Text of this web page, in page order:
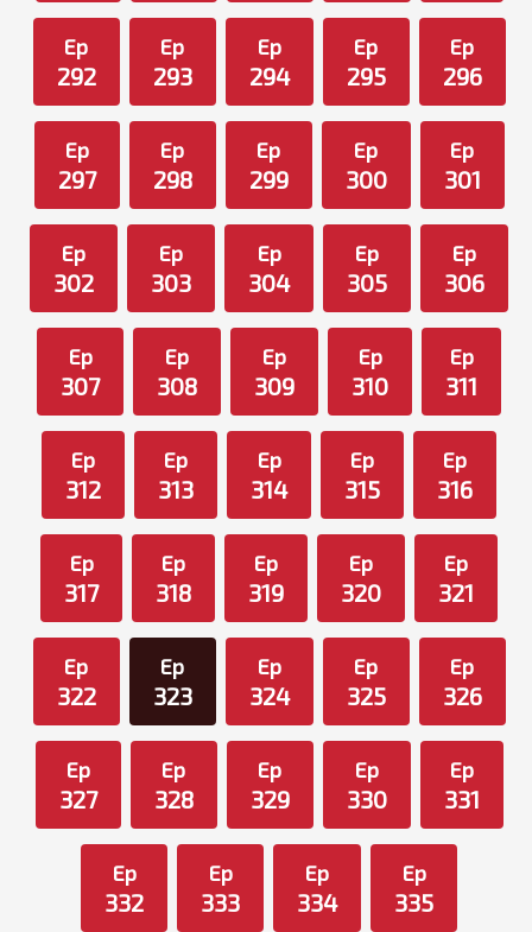
Ep
292
Ep
293
Ep
294
Ep
295
Ep
296
Ep
297
Ep
298
Ep
299
Ep
300
Ep
301
Ep
302
Ep
303
Ep
304
Ep
305
Ep
306
Ep
307
Ep
308
Ep
309
Ep
310
Ep
311
Ep
312
Ep
313
Ep
314
Ep
315
Ep
316
Ep
317
Ep
318
Ep
319
Ep
320
Ep
321
Ep
322
Ep
323
Ep
324
Ep
325
Ep
326
Ep
327
Ep
328
Ep
329
Ep
330
Ep
331
Ep
332
Ep
333
Ep
334
Ep
335